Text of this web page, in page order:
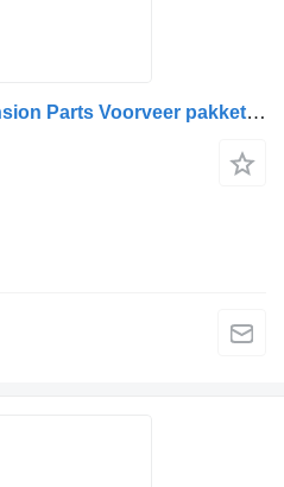
Kamyon için DAF Suspension Parts Voorveer pakket XF 1621504 makas